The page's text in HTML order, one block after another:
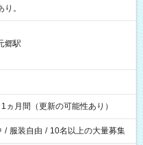
。
郷駅
月間（更新の可能性あり）
/ 服装自由 / 10名以上の大量募集